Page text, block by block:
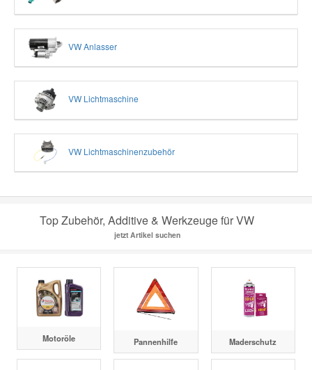
VW Anlasser
VW Lichtmaschine
VW Lichtmaschinenzubehör
Top Zubehör, Additive & Werkzeuge für VW
jetzt Artikel suchen
Motoröle Pannenhilfe Maderschutz